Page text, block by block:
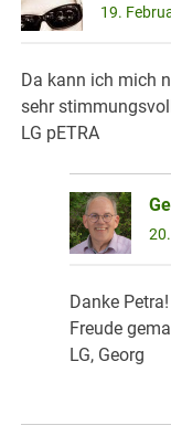
19.
Da kann ich mich
sehr
LG pETRA
Danke
Freude
LG, Georg